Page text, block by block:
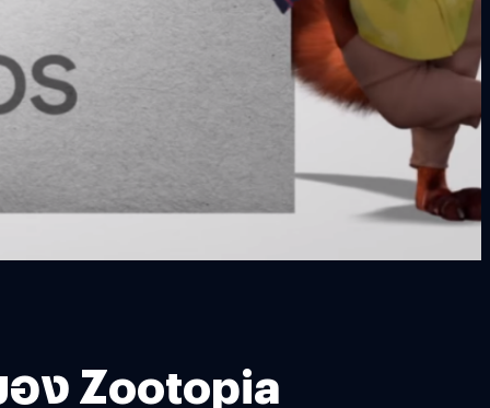
ง Zootopia